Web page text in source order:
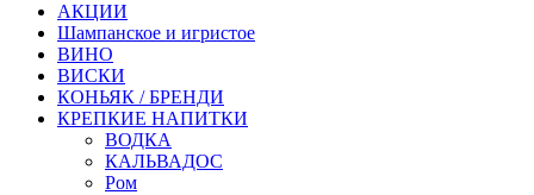
АКЦИИ
Шампанское и игристое
ВИНО
ВИСКИ
КОНЬЯК / БРЕНДИ
КРЕПКИЕ НАПИТКИ
ВОДКА
КАЛЬВАДОС
Ром